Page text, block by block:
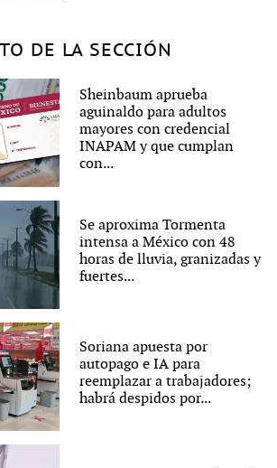
DE LA SECCIÓN
Sheinbaum aprueba
aguinaldo para adultos
mayores con credencial
INAPAM y que cumplan
con...
Se aproxima Tormenta
intensa a México con 48
horas de lluvia, granizadas y
fuertes...
Soriana apuesta por
autopago e IA para
reemplazar a trabajadores;
habrá despidos por...